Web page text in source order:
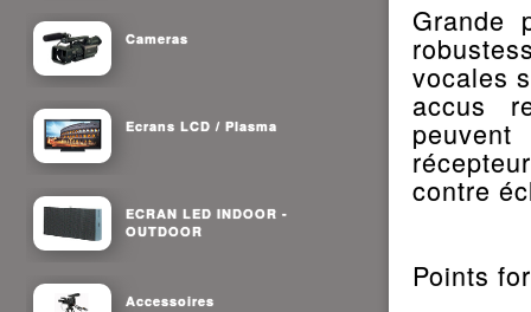
Cameras
Ecrans LCD / Plasma
ECRAN LED INDOOR -
OUTDOOR
Accessoires
Grande
vocales
accus
contre
Points